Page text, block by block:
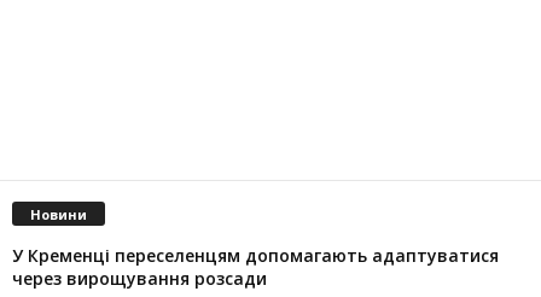
Новини
У Кременці переселенцям допомагають адаптуватися
через вирощування розсади